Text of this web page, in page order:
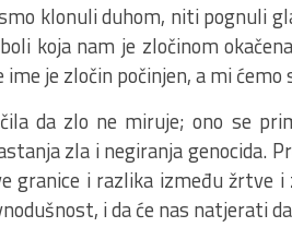
klonuli duhom, niti pognuli
koja nam je zločinom
je zločin počinjen, a mi
da zlo ne miruje; ono se
zla i negiranja genocida.
granice i razlika između žrtve i
i da će nas natjerati